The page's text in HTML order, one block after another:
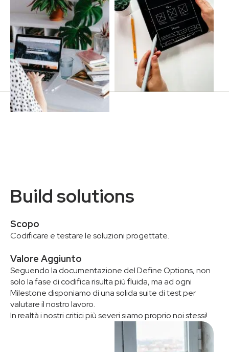
Build solutions
Scopo
Codificare e testare le soluzioni progettate.
Valore Aggiunto
Seguendo la documentazione del Define Options, non
solo la fase di codifica risulta più fluida, ma ad ogni
Milestone disponiamo di una solida suite di test per
valutare il nostro lavoro.
In realtà i nostri critici più severi siamo proprio noi stessi!